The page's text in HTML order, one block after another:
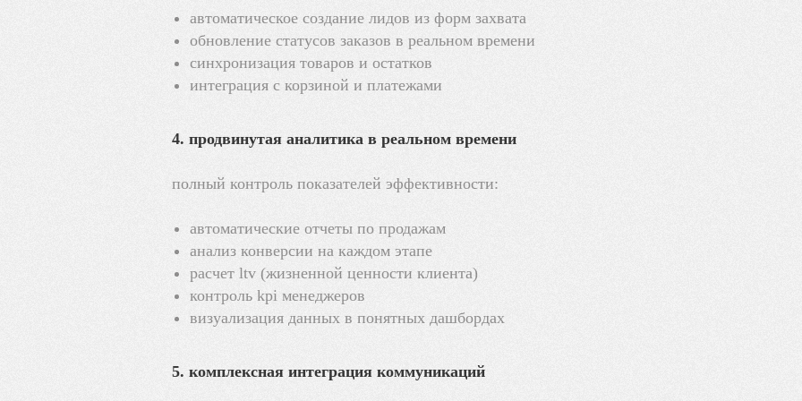
автоматическое создание лидов из форм захвата
обновление статусов заказов в реальном времени
синхронизация товаров и остатков
интеграция с корзиной и платежами
4. продвинутая аналитика в реальном времени
полный контроль показателей эффективности:
автоматические отчеты по продажам
анализ конверсии на каждом этапе
расчет ltv (жизненной ценности клиента)
контроль kpi менеджеров
визуализация данных в понятных дашбордах
5. комплексная интеграция коммуникаций